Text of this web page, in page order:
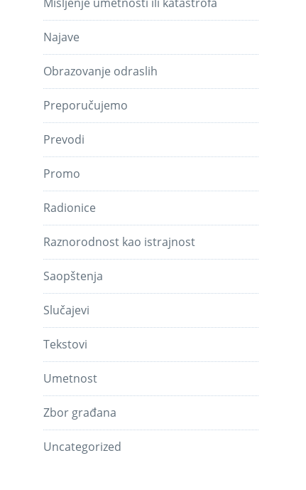
Najave
Obrazovanje odraslih
Preporučujemo
Prevodi
Promo
Radionice
Raznorodnost kao istrajnost
Saopštenja
Slučajevi
Tekstovi
Umetnost
Zbor građana
Uncategorized